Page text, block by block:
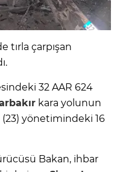
tırla çarpışan
32 AAR 624
kara yolunun
yönetimindeki 16
Bakan, ihbar